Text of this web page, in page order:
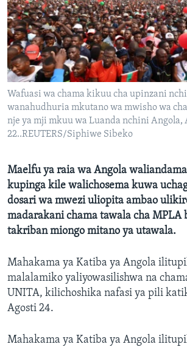
Wafuasi wa chama kikuu cha upinzani
wanahudhuria mkutano wa mwisho wa
nje ya mji mkuu wa Luanda nchini Angola,
22..REUTERS/Siphiwe Sibeko
Maelfu ya raia wa Angola
kupinga kile walichosema kuwa
dosari wa mwezi uliopita ambao
madarakani chama tawala cha MPLA
takriban miongo mitano ya utawala.
Mahakama ya Katiba ya Angola
malalamiko yaliyowasilishwa na
UNITA, kilichoshika nafasi ya pili
Agosti 24.
Mahakama ya Katiba ya Angola